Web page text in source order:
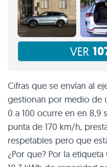
VER
Cifras que se envían al
gestionan por medio de
0 a 100 ocurre en en
punta de 170 km/h,
respetables pero que
¿Por que? Por la